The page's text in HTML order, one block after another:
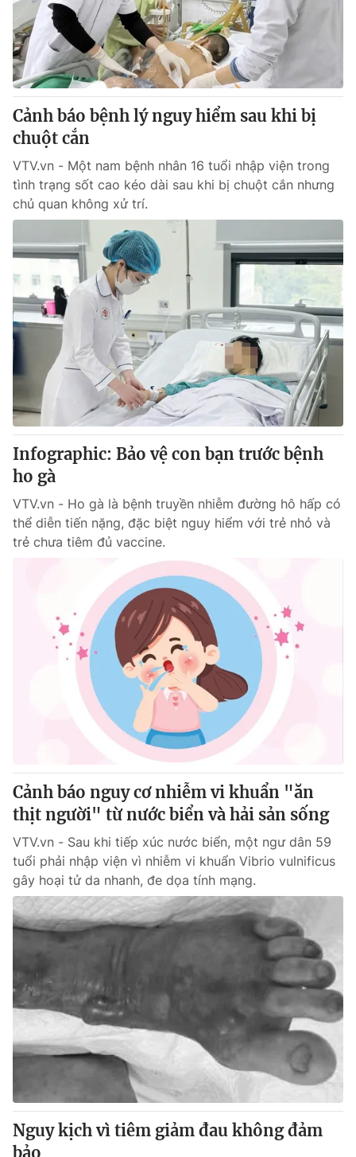
Theo dõi báo trên
Cơ quan chủ quản:Đài Truyền hình Việt Nam
Cơ quan báo chí:Thời báo VTV
Giấy phép hoạt động báo in và báo điện tử số 483/GP-BTTTT
cấp ngày 29/12/2023
Tổng Biên tập:
Phó Tổng Biên tập:Nguyễn Thị Mỹ Hạnh, Phạm Quốc Thắng,
Nguyễn Trọng Ninh
Tổng đài VTV:024.38 355 931 - 024.38 355 932
Ðiện thoại Thời báo VTV:024.66 897 897
Email:toasoan@vtv.vn
Liên hệ quảng cáo:024-7300.7108
® Cấm sao chép dưới mọi hình thức nếu không có sự chấp
thuận bằng văn bản. Ghi rõ nguồn VTV.vn khi phát hành lại
thông tin từ website này.
Cảnh báo bệnh lý nguy hiểm sau khi bị
chuột cắn
VTV.vn - Một nam bệnh nhân 16 tuổi nhập viện trong
tình trạng sốt cao kéo dài sau khi bị chuột cắn nhưng
chủ quan không xử trí.
Infographic: Bảo vệ con bạn trước bệnh
ho gà
VTV.vn - Ho gà là bệnh truyền nhiễm đường hô hấp có
thể diễn tiến nặng, đặc biệt nguy hiểm với trẻ nhỏ và
trẻ chưa tiêm đủ vaccine.
Cảnh báo nguy cơ nhiễm vi khuẩn "ăn
thịt người" từ nước biển và hải sản sống
VTV.vn - Sau khi tiếp xúc nước biển, một ngư dân 59
tuổi phải nhập viện vì nhiễm vi khuẩn Vibrio vulnificus
gây hoại tử da nhanh, đe dọa tính mạng.
Nguy kịch vì tiêm giảm đau không đảm
bảo